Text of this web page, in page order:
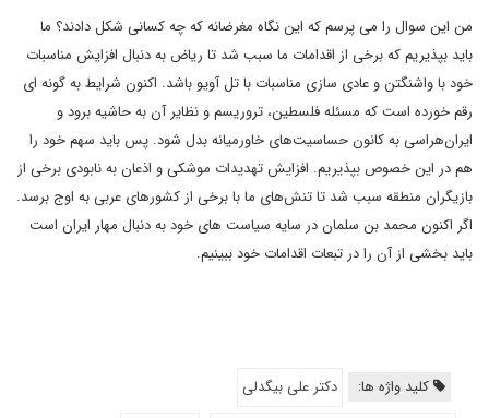
من این سوال را می پرسم که این نگاه مغرضانه که چه کسانی شکل دادند؟ ما
باید بپذیریم که برخی از اقدامات ما سبب شد تا ریاض به دنبال افزایش مناسبات
خود با واشنگتن و عادی سازی مناسبات با تل آویو باشد. اکنون شرایط به گونه ای
رقم خورده است که مسئله فلسطین، تروریسم و نظایر آن به حاشیه برود و
ایران‌هراسی به کانون حساسیت‌های خاورمیانه بدل شود. پس باید سهم خود را
هم در این خصوص بپذیریم. افزایش تهدیدات موشکی و اذعان به نابودی برخی از
بازیگران منطقه سبب شد تا تنش‌های ما با برخی از کشورهای عربی به اوج برسد.
اگر اکنون محمد بن سلمان در سایه سیاست های خود به دنبال مهار ایران است
باید بخشی از آن را در تبعات اقدامات خود ببینیم.
کلید واژه ها:
دکتر علی بیگدلی